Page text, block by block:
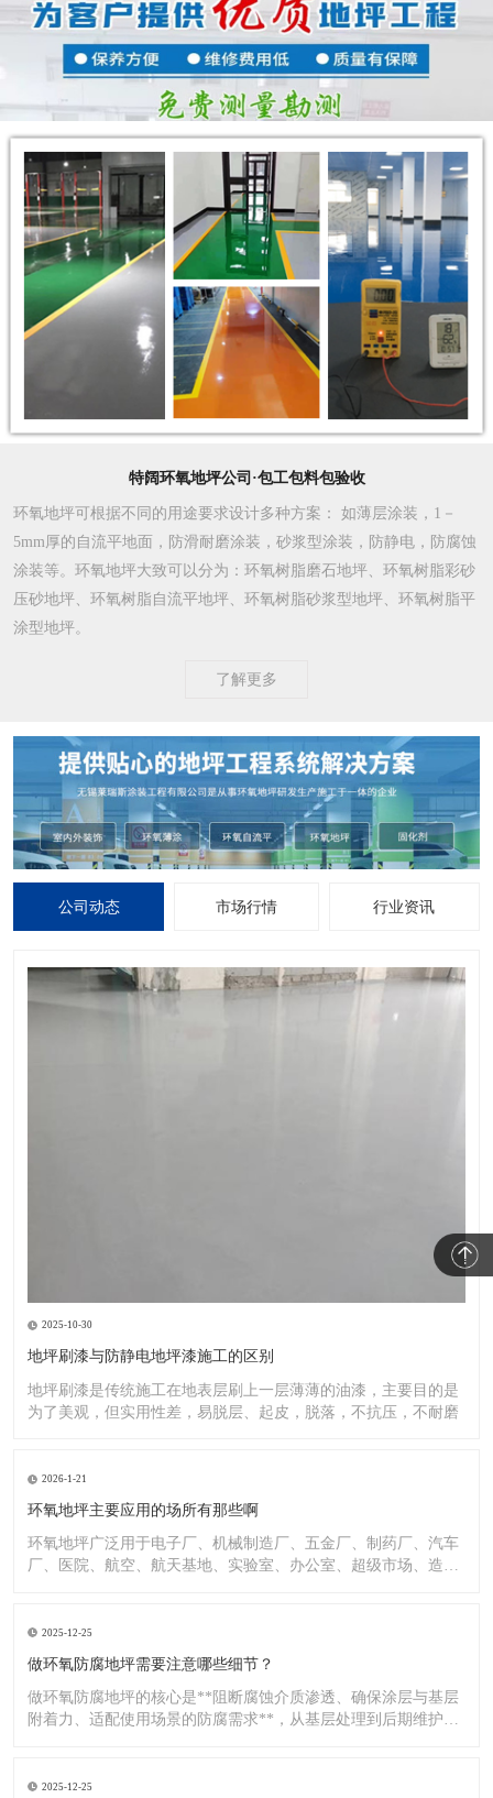
特阔环氧地坪公司·包工包料包验收
环氧地坪可根据不同的用途要求设计多种方案 ： 如薄层涂装，1－
5mm厚的自流平地面，防滑耐磨涂装，砂浆型涂装，防静电，防腐蚀
涂装等。环氧地坪大致可以分为：环氧树脂磨石地坪、环氧树脂彩砂
压砂地坪、环氧树脂自流平地坪、环氧树脂砂浆型地坪、环氧树脂平
涂型地坪。
了解更多
公司动态 市场行情 行业资讯
2025-10-30
地坪刷漆与防静电地坪漆施工的区别
地坪刷漆是传统施工在地表层刷上一层薄薄的油漆，主要目的是
为了美观，但实用性差，易脱层、起皮，脱落，不抗压，不耐磨
2026-1-21
环氧地坪主要应用的场所有那些啊
环氧地坪广泛用于电子厂、机械制造厂、五金厂、制药厂、汽车
厂、医院、航空、航天基地、实验室、办公室、超级市场、造纸
2025-12-25
做环氧防腐地坪需要注意哪些细节？
做环氧防腐地坪的核心是**阻断腐蚀介质渗透、确保涂层与基层
附着力、适配使用场景的防腐需求**，从基层处理到后期维护，
2025-12-25